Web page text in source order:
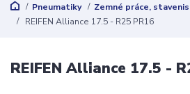
Pneumatiky Zemné práce,
REIFEN Alliance 17.5 - R25 PR16
REIFEN Alliance 17.5 -